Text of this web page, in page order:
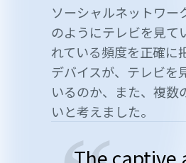
ソーシャルネットワー
のようにテレビを見て
れている頻度を正確に
デバイスが、テレビを
いるのか、また、複数
いと考えました。